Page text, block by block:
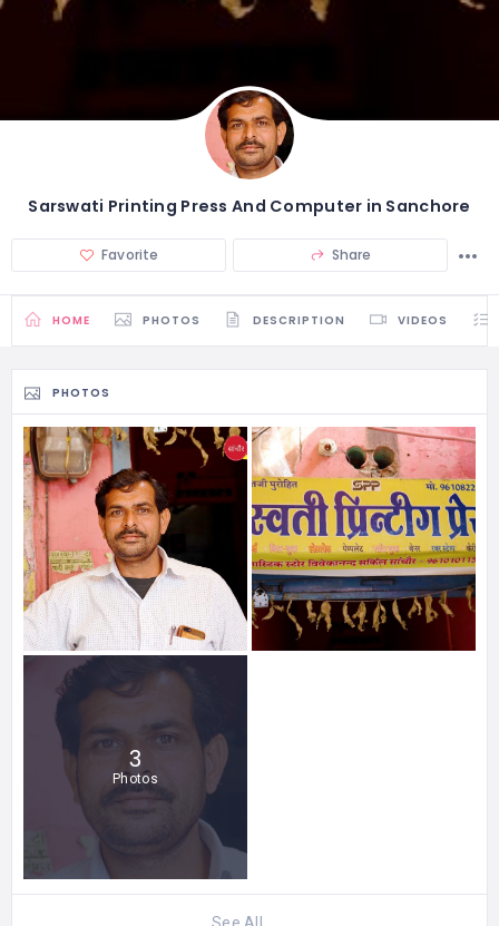
Sarswati Printing Press And Computer in Sanchore
Favorite Share
HOME PHOTOS DESCRIPTION VIDEOS
PHOTOS
3
Photos